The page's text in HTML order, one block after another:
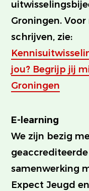
Groningen.
schrijven, zie:
jou? Begrijp jij
Groningen
E-learning
We zijn bezig
samenwerking
Expect Jeugd